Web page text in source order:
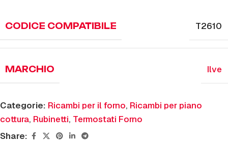
CODICE COMPATIBILE T2610
MARCHIO Ilve
Categorie: Ricambi per il forno, Ricambi per piano
cottura, Rubinetti, Termostati Forno
Share: